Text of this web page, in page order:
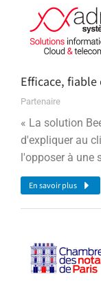
Efficace,
Partenaire
« La solution
d'expliquer au
l'opposer à une
En savoir plus